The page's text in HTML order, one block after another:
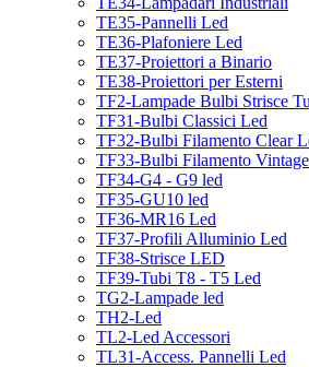
TE35-Pannelli Led
TE36-Plafoniere Led
TE37-Proiettori a Binario
TE38-Proiettori per Esterni
TF2-Lampade Bulbi Strisce
TF31-Bulbi Classici Led
TF32-Bulbi Filamento Clear
TF33-Bulbi Filamento
TF34-G4 - G9 led
TF35-GU10 led
TF36-MR16 Led
TF37-Profili Alluminio Led
TF38-Strisce LED
TF39-Tubi T8 - T5 Led
TG2-Lampade led
TH2-Led
TL2-Led Accessori
TL31-Access. Pannelli Led